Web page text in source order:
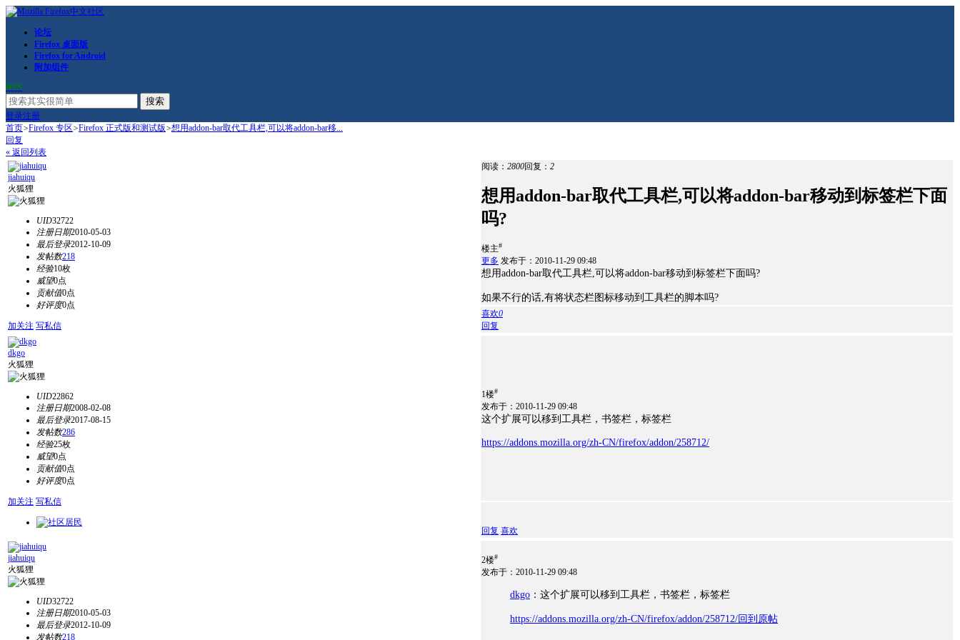
论坛
Firefox 桌面版
Firefox for Android
附加组件
RSS
搜索
登录注册
首页>Firefox 专区>Firefox 正式版和测试版>想用addon-bar取代工具栏,可以将addon-bar移...
回复
« 返回列表
jiahuiqu
火狐狸
UID32722
注册日期2010-05-03
最后登录2012-10-09
发帖数218
经验10枚
威望0点
贡献值0点
好评度0点
加关注 写私信
阅读： 2800回复： 2
想用addon-bar取代工具栏,可以将addon-bar移动到标签栏下面
吗?
楼主#
更多 发布于：2010-11-29 09:48
想用addon-bar取代工具栏,可以将addon-bar移动到标签栏下面吗?
如果不行的话,有将状态栏图标移动到工具栏的脚本吗?
喜欢0
回复
dkgo
火狐狸
UID22862
注册日期2008-02-08
最后登录2017-08-15
发帖数286
经验25枚
威望0点
贡献值0点
好评度0点
加关注 写私信
1楼#
发布于：2010-11-29 09:48
这个扩展可以移到工具栏，书签栏，标签栏
https://addons.mozilla.org/zh-CN/firefox/addon/258712/
回复 喜欢
jiahuiqu
火狐狸
UID32722
注册日期2010-05-03
最后登录2012-10-09
发帖数218
2楼#
发布于：2010-11-29 09:48
dkgo ：这个扩展可以移到工具栏，书签栏，标签栏
https://addons.mozilla.org/zh-CN/firefox/addon/258712/回到原帖